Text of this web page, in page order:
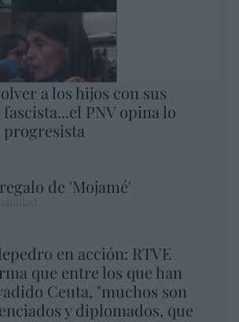
a los hijos con sus
fascista...el PNV opina lo
progresista
de 'Mojamé'
en acción: RTVE
que entre los que han
Ceuta, "muchos son
y diplomados, que